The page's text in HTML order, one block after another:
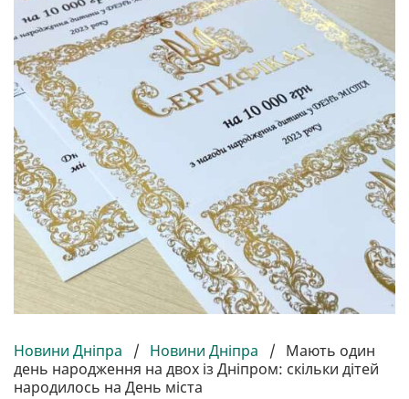
Новини Дніпра / Новини Дніпра / Мають один
день народження на двох із Дніпром: скільки дітей
народилось на День міста